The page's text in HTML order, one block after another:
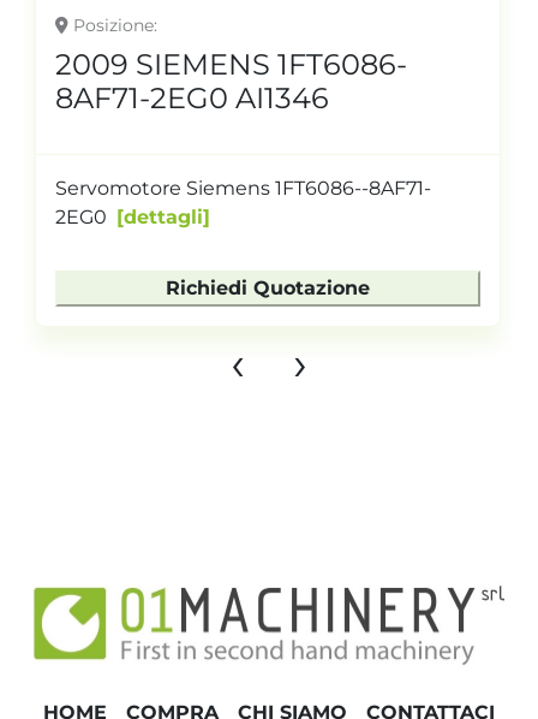
Posizione
2009 SIEMENS 1FT6086-
8AF71-2EG0 AI1346
Servomotore Siemens 1FT6086--8AF71-
2EG0
dettagli
Richiedi Quotazione
‹ ›
HOME COMPRA CHI SIAMO CONTATTACI